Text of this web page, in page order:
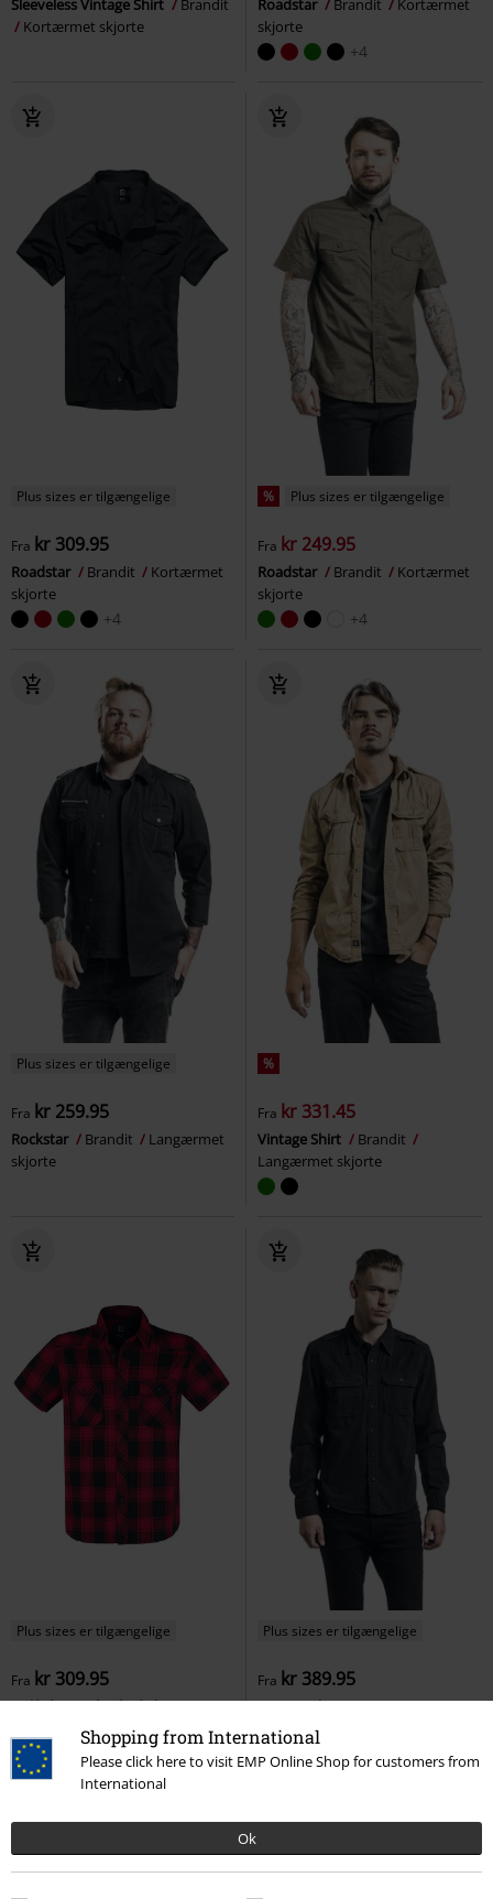
Shopping from International
Please click here to visit EMP Online Shop for customers from
International
Ok
Sleeveless Vintage Shirt
Brandit
Kortærmet skjorte
Roadstar Brandit
Kortærmet
skjorte
+4
Plus sizes er tilgængelige
Fra kr 309.95
Roadstar Brandit
Kortærmet
skjorte
+4
% Plus sizes er tilgængelige
Fra kr 249.95
Roadstar Brandit
Kortærmet
skjorte
+4
Plus sizes er tilgængelige
Fra kr 259.95
Rockstar Brandit
Langærmet
skjorte
%
Fra kr 331.45
Vintage Shirt
Brandit
Langærmet skjorte
Plus sizes er tilgængelige
Fra kr 309.95
Half-Sleeve Checked Shirt
Kortærmet skjorte
Plus sizes er tilgængelige
Fra kr 389.95
Vintage Shirt
Brandit
Langærmet skjorte